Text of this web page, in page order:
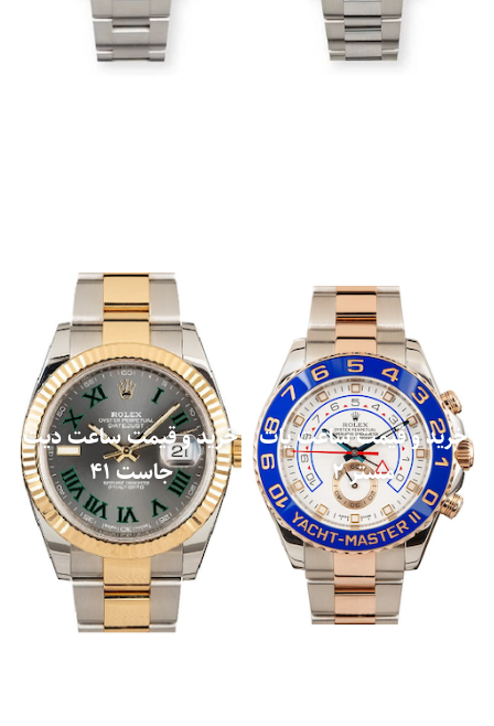
خرید و قیمت ساعت یات
مستر 2
خرید و قیمت ساعت دیت
جاست 41